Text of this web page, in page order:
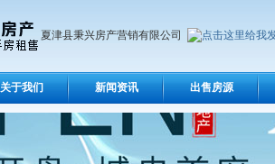
夏津县秉兴房产营销有限公司
关于我们 新闻资讯 出售房源